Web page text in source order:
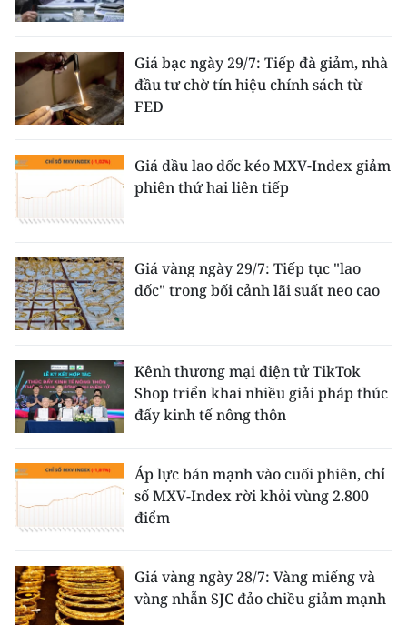
Giá bạc ngày 29/7: Tiếp đà giảm, nhà
đầu tư chờ tín hiệu chính sách từ
FED
Giá dầu lao dốc kéo MXV-Index giảm
phiên thứ hai liên tiếp
Giá vàng ngày 29/7: Tiếp tục "lao
dốc" trong bối cảnh lãi suất neo cao
Kênh thương mại điện tử TikTok
Shop triển khai nhiều giải pháp thúc
đẩy kinh tế nông thôn
Áp lực bán mạnh vào cuối phiên, chỉ
số MXV-Index rời khỏi vùng 2.800
điểm
Giá vàng ngày 28/7: Vàng miếng và
vàng nhẫn SJC đảo chiều giảm mạnh